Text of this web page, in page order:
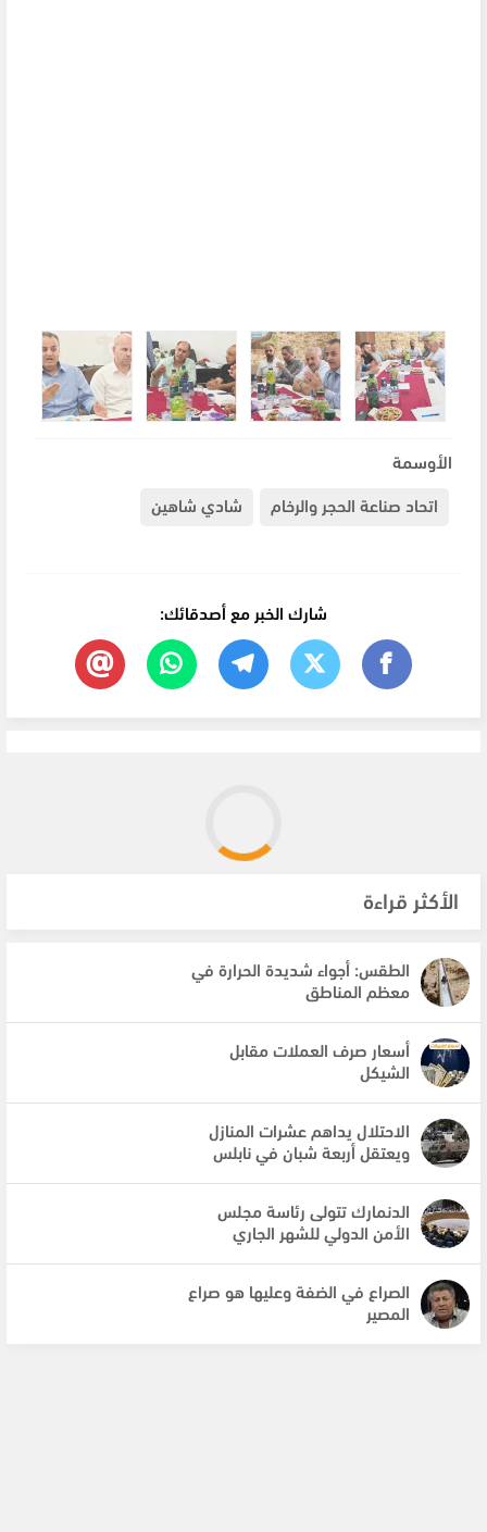
الأوسمة
اتحاد صناعة الحجر والرخام
شادي شاهين
شارك الخبر مع أصدقائك:
الأكثر قراءة
الطقس: أجواء شديدة الحرارة في
معظم المناطق
أسعار صرف العملات مقابل
الشيكل
الاحتلال يداهم عشرات المنازل
ويعتقل أربعة شبان في نابلس
الدنمارك تتولى رئاسة مجلس
الأمن الدولي للشهر الجاري
الصراع في الضفة وعليها هو صراع
المصير